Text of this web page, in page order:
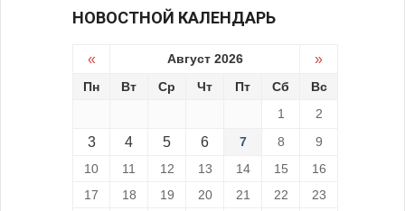
НОВОСТНОЙ КАЛЕНДАРЬ
« Август 2026 »
Пн Вт Ср Чт Пт Сб
Вс
1
2
3 4 5 6 7 8
9
10
11 12 13 14 15
16
17
18 19 20 21 22 23